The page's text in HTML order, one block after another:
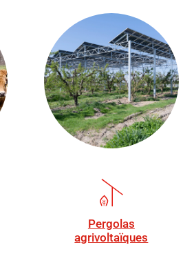
Pergolas
agrivoltaïques